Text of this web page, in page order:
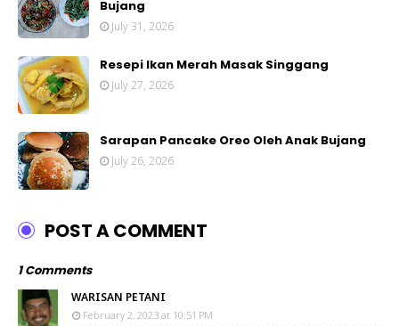
Bujang
July 31, 2026
Resepi Ikan Merah Masak Singgang
July 27, 2026
Sarapan Pancake Oreo Oleh Anak Bujang
July 26, 2026
POST A COMMENT
1 Comments
WARISAN PETANI
February 2, 2023 at 10:51 PM